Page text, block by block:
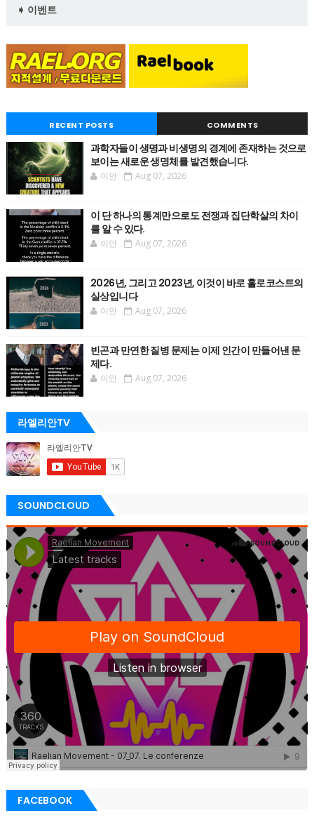
➧ 이벤트
RECENT POSTS COMMENTS
과학자들이 생명과 비생명의 경계에 존재하는 것으로
보이는 새로운 생명체를 발견했습니다.
이안 Aug 07, 2026
이 단 하나의 통계만으로도 전쟁과 집단학살의 차이
를 알 수 있다.
이안 Aug 07, 2026
2026년, 그리고 2023년, 이것이 바로 홀로코스트의
실상입니다
이안 Aug 07, 2026
빈곤과 만연한 질병 문제는 이제 인간이 만들어낸 문
제다.
이안 Aug 07, 2026
라엘리안TV
SOUNDCLOUD
FACEBOOK